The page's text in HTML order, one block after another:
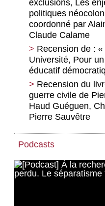
pandémie :
plus éprouvés ?
Recension du
Ubieta Gómez,
l’expérience
Stratégie fiscale
de réels
Accord UE-Chine
les investisseurs
droits humains
exclusions, Les
politiques
coordonné par
Claude Calame
Recension de :
Université, Pour
éducatif
Recension du
guerre civile de
Haud Guéguen,
Pierre Sauvêtre
Podcasts